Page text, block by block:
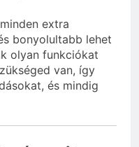
extra
bonyolultabb lehet
olyan funkciókat
van, így
és mindig